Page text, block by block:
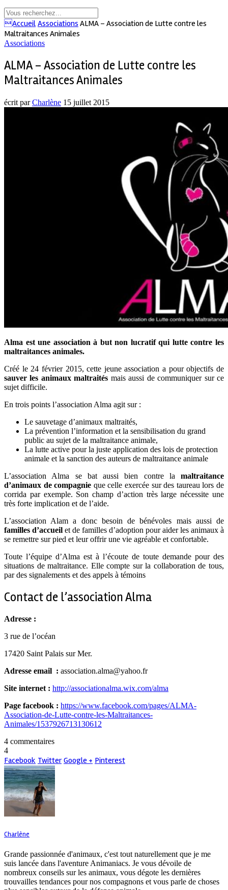
Accueil Associations ALMA – Association de Lutte contre les
Maltraitances Animales
Associations
ALMA – Association de Lutte contre les
Maltraitances Animales
écrit parCharlène 15 juillet 2015
Alma est une association à but non lucratif qui lutte contre les
maltraitances animales.
Créé le 24 février 2015, cette jeune association a pour objectifs de
sauver les animaux maltraités mais aussi de communiquer sur ce
sujet difficile.
En trois points l’association Alma agit sur :
Le sauvetage d’animaux maltraités,
La prévention l’information et la sensibilisation du grand
public au sujet de la maltraitance animale,
La lutte active pour la juste application des lois de protection
animale et la sanction des auteurs de maltraitance animale
L’association Alma se bat aussi bien contre la maltraitance
d’animaux de compagnie que celle exercée sur des taureau lors de
corrida par exemple. Son champ d’action très large nécessite une
très forte implication et de l’aide.
L’association Alam a donc besoin de bénévoles mais aussi de
familles d’accueil et de familles d’adoption pour aider les animaux à
se remettre sur pied et leur offrir une vie agréable et confortable.
Toute l’équipe d’Alma est à l’écoute de toute demande pour des
situations de maltraitance. Elle compte sur la collaboration de tous,
par des signalements et des appels à témoins
Contact de l’association Alma
Adresse :
3 rue de l’océan
17420 Saint Palais sur Mer.
Adresse email : association.alma@yahoo.fr
Site internet : http://associationalma.wix.com/alma
Page facebook : https://www.facebook.com/pages/ALMA-
Association-de-Lutte-contre-les-Maltraitances-
Animales/1537926713130612
4 commentaires
4
Facebook Twitter Google + Pinterest
Charlène
Grande passionnée d'animaux, c'est tout naturellement que je me
suis lancée dans l'aventure Animaniacs. Je vous dévoile de
nombreux conseils sur les animaux, vous dégote les dernières
trouvailles tendances pour nos compagnons et vous parle de choses